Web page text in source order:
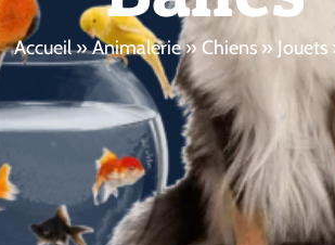
Accueil»Animalerie» Chiens » Jouets